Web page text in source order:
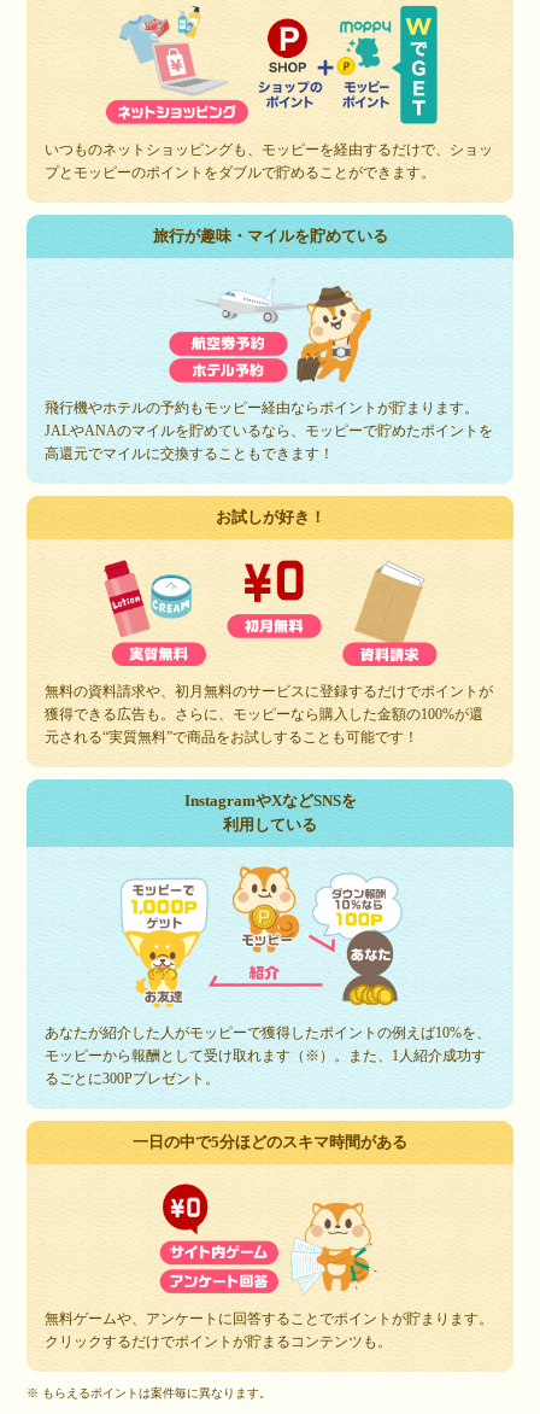
いつものネットショッピングも、モッピーを経由するだけで、ショッ
プとモッピーのポイントをダブルで貯めることができます。
旅行が趣味・マイルを貯めている
飛行機やホテルの予約もモッピー経由ならポイントが貯まります。
JALやANAのマイルを貯めているなら、モッピーで貯めたポイントを
高還元でマイルに交換することもできます！
お試しが好き！
無料の資料請求や、初月無料のサービスに登録するだけでポイントが
獲得できる広告も。さらに、モッピーなら購入した金額の100%が還
元される“実質無料”で商品をお試しすることも可能です！
InstagramやXなどSNSを
利用している
あなたが紹介した人がモッピーで獲得したポイントの例えば10%を、
モッピーから報酬として受け取れます（※）。また、1人紹介成功す
るごとに300Pプレゼント。
一日の中で5分ほどのスキマ時間がある
無料ゲームや、アンケートに回答することでポイントが貯まります。
クリックするだけでポイントが貯まるコンテンツも。
※ もらえるポイントは案件毎に異なります。